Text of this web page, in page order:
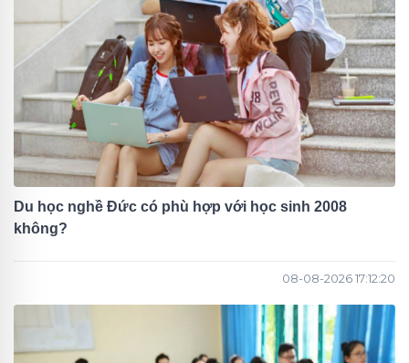
Du học nghề Đức có phù hợp với học sinh 2008
không?
08-08-2026 17:12:20